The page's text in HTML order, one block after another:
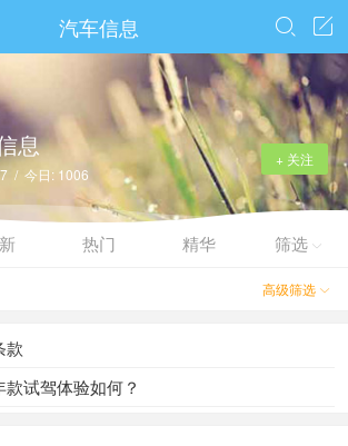
汽车信息 

+ 关注
息
/ 今日: 1006
热门 精华 筛选 
高级筛选 
款
试驾体验如何？